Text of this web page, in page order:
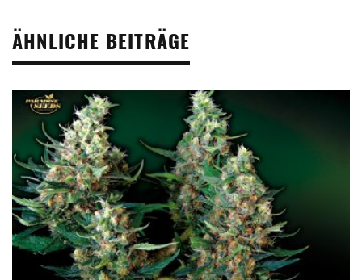
ÄHNLICHE BEITRÄGE